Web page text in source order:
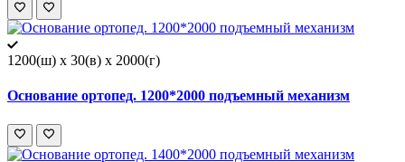
1200(ш) x 30(в) x 2000(г)
Основание ортопед. 1200*2000 подъемный механизм